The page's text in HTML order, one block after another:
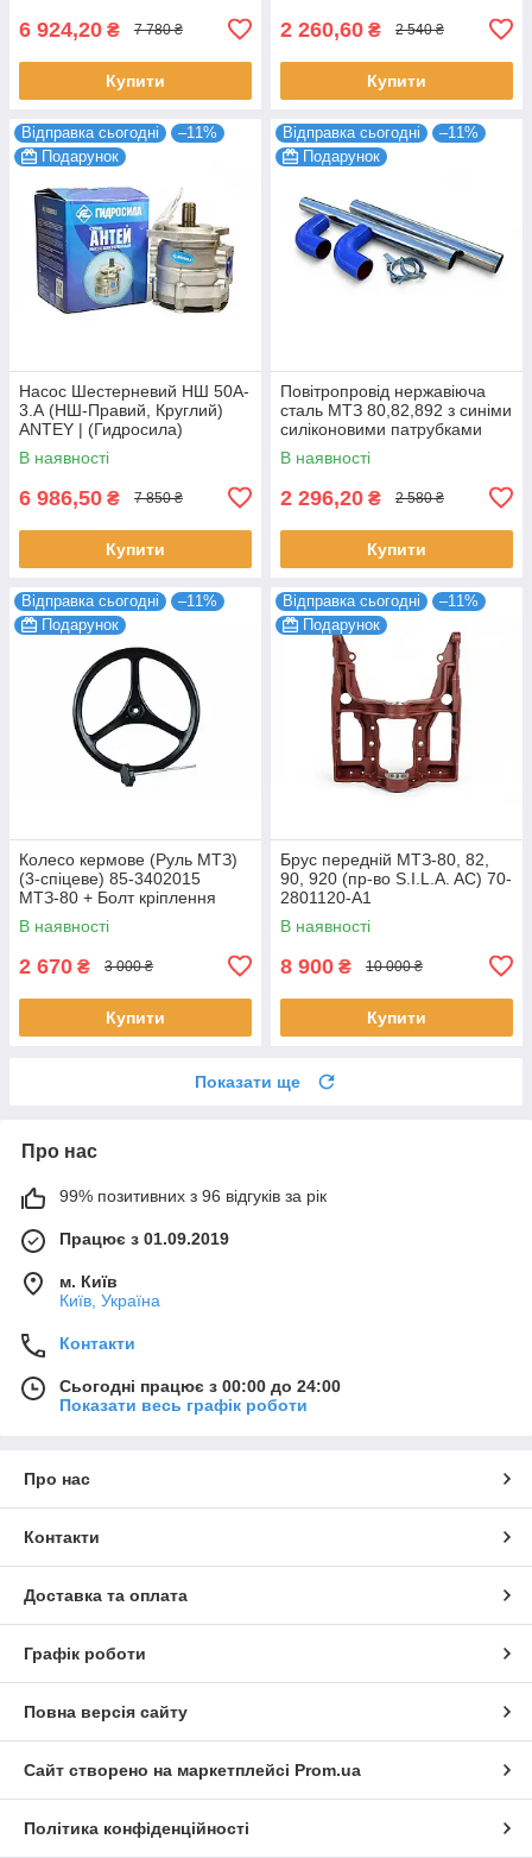
6 924,20 ₴ 7 780 ₴
Купити
2 260,60 ₴ 2 540 ₴
Купити
Відправка сьогодні
–11%
Подарунок
Насос Шестерневий НШ 50A-
3.А (НШ-Правий, Круглий)
ANTEY | (Гидросила)
В наявності
6 986,50 ₴ 7 850 ₴
Купити
Відправка сьогодні
–11%
Подарунок
Повітропровід нержавіюча
сталь МТЗ 80,82,892 з синіми
силіконовими патрубками
В наявності
2 296,20 ₴ 2 580 ₴
Купити
Відправка сьогодні
–11%
Подарунок
Колесо кермове (Руль МТЗ)
(3-спіцеве) 85-3402015
МТЗ-80 + Болт кріплення
В наявності
2 670 ₴ 3 000 ₴
Купити
Відправка сьогодні
–11%
Подарунок
Брус передній МТЗ-80, 82,
90, 920 (пр-во S.I.L.A. AC) 70-
2801120-А1
В наявності
8 900 ₴ 10 000 ₴
Купити
Показати ще
Про нас
99% позитивних з 96 відгуків за рік
Працює з 01.09.2019
м. Київ
Київ, Україна
Контакти
Сьогодні працює з 00:00 до 24:00
Показати весь графік роботи
Про нас
Контакти
Доставка та оплата
Графік роботи
Повна версія сайту
Сайт створено на маркетплейсі Prom.ua
Політика конфіденційності